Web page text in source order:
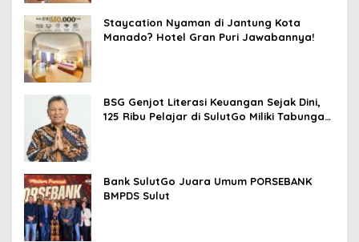
Staycation Nyaman di Jantung Kota
Manado? Hotel Gran Puri Jawabannya!
BSG Genjot Literasi Keuangan Sejak Dini,
125 Ribu Pelajar di SulutGo Miliki Tabungan
Bank SulutGo Juara Umum PORSEBANK
BMPDS Sulut